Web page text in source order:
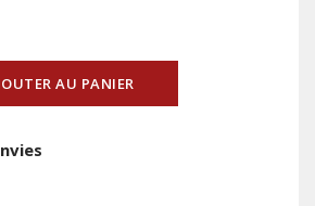
AU PANIER